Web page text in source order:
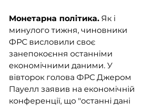
Монетарна політика. Як і
минулого тижня, чиновники
ФРС висловили своє
занепокоєння останніми
економічними даними. У
вівторок голова ФРС Джером
Пауелл заявив на економічній
конференції, що "останні дані